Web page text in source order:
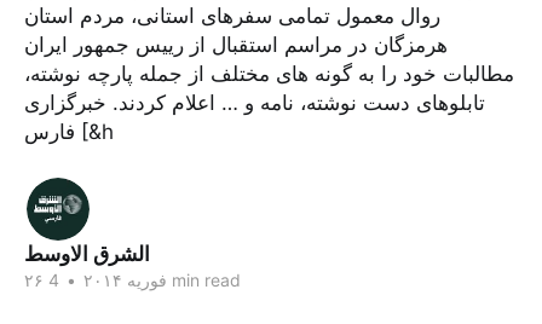
روال معمول تمامی سفرهای استانی، مردم استان
هرمزگان در مراسم استقبال از رییس جمهور ایران
مطالبات خود را به گونه های مختلف از جمله پارچه نوشته،
تابلوهای دست نوشته، نامه و … اعلام کردند. خبرگزاری
فارس [&h
الشرق الاوسط
۲۶ فوریه ۲۰۱۴ • 4 min read